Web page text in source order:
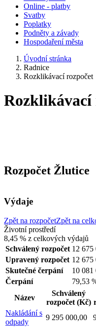
Online - platby
Svatby
Poplatky
Podněty a závady
Hospodaření města
Úvodní stránka
Radnice
Rozklikávací rozpočet
Rozklikávací
Rozpočet Žlutice
Výdaje
Zpět na rozpočetZpět na
Životní prostředí
8,45 % z celkových výdajů
Schválený rozpočet 12 675
Upravený rozpočet 12 675
Skutečné čerpání
10 081
Čerpání
79,53
Název
Schválený
rozpočet (Kč)
Nakládání s
odpady
9 295 000,00